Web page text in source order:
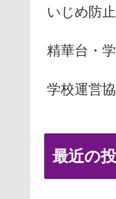
いじめ防
精華台・
学校運営
最近の